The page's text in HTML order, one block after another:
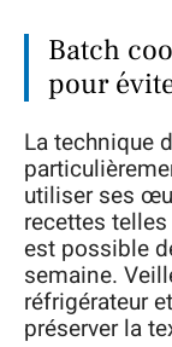
Batch
pour
La technique
utiliser ses
recettes
est possible
semaine.
réfrigérateur
préserver la